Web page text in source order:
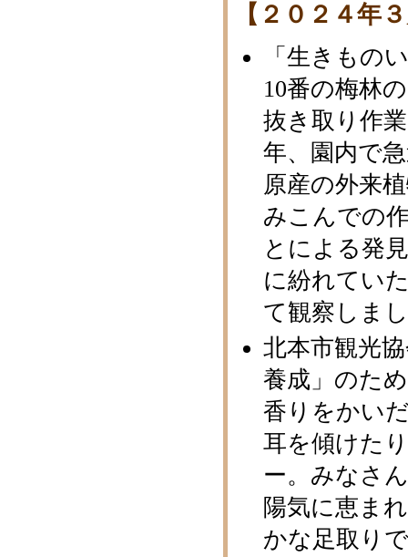
【２０２４年
「生きもの
10番の梅林
抜き取り作
年、園内で
原産の外来
みこんでの
とによる発
に紛れてい
て観察しま
北本市観光
養成」のた
香りをかい
耳を傾けた
ー。みなさ
陽気に恵ま
かな足取り